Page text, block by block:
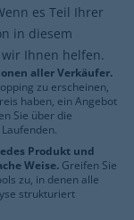
es Teil Ihrer
in diesem
Ihnen helfen.
aller Verkäufer.
zu erscheinen,
haben, ein Angebot
Sie über die
Produkt und
Weise. Greifen Sie
zu, in denen alle
strukturiert